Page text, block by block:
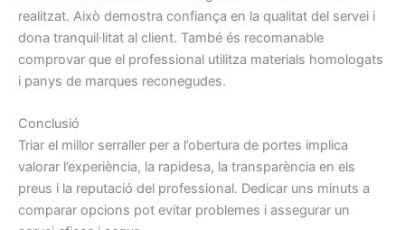
realitzat. Això demostra confiança en la qualitat del servei i
dona tranquil·litat al client. També és recomanable
comprovar que el professional utilitza materials homologats
i panys de marques reconegudes.
Conclusió
Triar el millor serraller per a l’obertura de portes implica
valorar l’experiència, la rapidesa, la transparència en els
preus i la reputació del professional. Dedicar uns minuts a
comparar opcions pot evitar problemes i assegurar un